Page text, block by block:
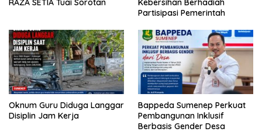
Partisipasi Pemerintah
Oknum Guru Diduga Langgar
Disiplin Jam Kerja
Bappeda Sumenep Perkuat
Pembangunan Inklusif
Berbasis Gender Desa